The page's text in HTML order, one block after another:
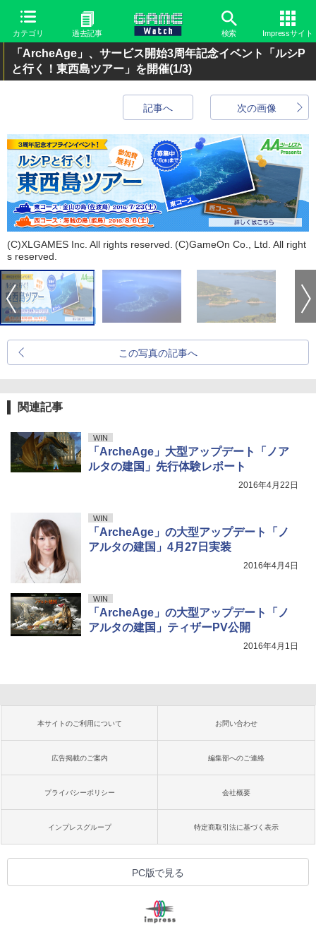
カテゴリ 過去記事 検索 Impressサイト
「ArcheAge」、サービス開始3周年記念イベント「ルシP
と行く！東西島ツアー」を開催(1/3)
次の画像
記事へ
(C)XLGAMES Inc. All rights reserved. (C)GameOn Co., Ltd. All right
s reserved.
この写真の記事へ
関連記事
WIN
「ArcheAge」大型アップデート「ノア
ルタの建国」先行体験レポート
2016年4月22日
WIN
「ArcheAge」の大型アップデート「ノ
アルタの建国」4月27日実装
2016年4月4日
WIN
「ArcheAge」の大型アップデート「ノ
アルタの建国」ティザーPV公開
2016年4月1日
本サイトのご利用について お問い合わせ
広告掲載のご案内 編集部へのご連絡
プライバシーポリシー 会社概要
インプレスグループ 特定商取引法に基づく表示
PC版で見る